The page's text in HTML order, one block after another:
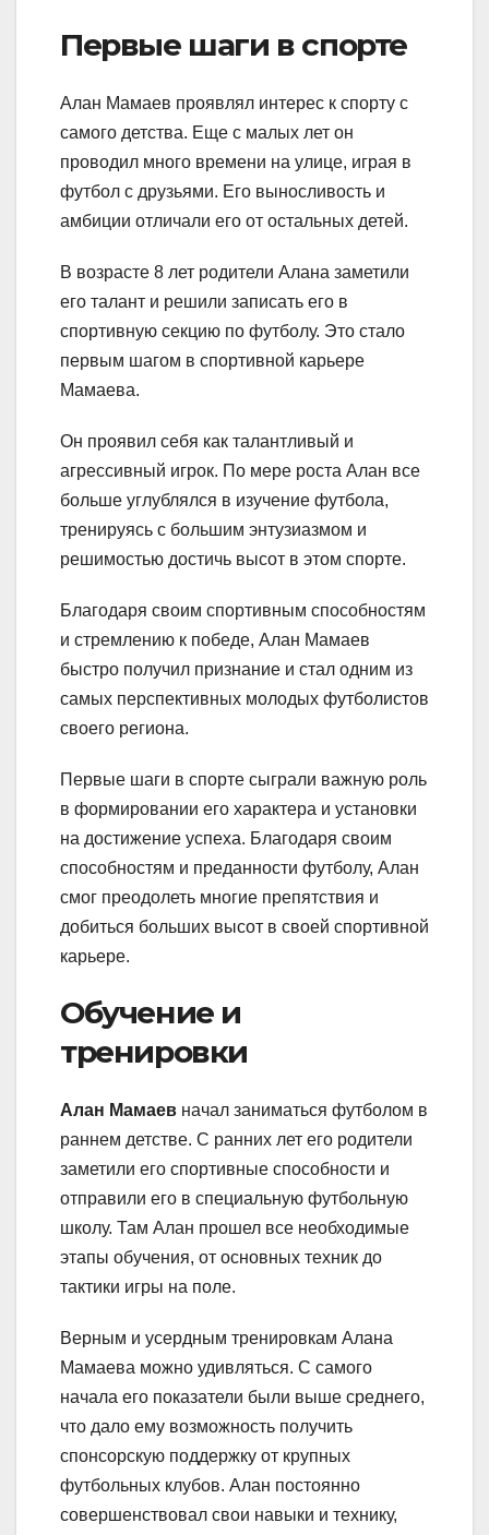
Первые шаги в спорте
Алан Мамаев проявлял интерес к спорту с
самого детства. Еще с малых лет он
проводил много времени на улице, играя в
футбол с друзьями. Его выносливость и
амбиции отличали его от остальных детей.
В возрасте 8 лет родители Алана заметили
его талант и решили записать его в
спортивную секцию по футболу. Это стало
первым шагом в спортивной карьере
Мамаева.
Он проявил себя как талантливый и
агрессивный игрок. По мере роста Алан все
больше углублялся в изучение футбола,
тренируясь с большим энтузиазмом и
решимостью достичь высот в этом спорте.
Благодаря своим спортивным способностям
и стремлению к победе, Алан Мамаев
быстро получил признание и стал одним из
самых перспективных молодых футболистов
своего региона.
Первые шаги в спорте сыграли важную роль
в формировании его характера и установки
на достижение успеха. Благодаря своим
способностям и преданности футболу, Алан
смог преодолеть многие препятствия и
добиться больших высот в своей спортивной
карьере.
Обучение и
тренировки
Алан Мамаев начал заниматься футболом в
раннем детстве. С ранних лет его родители
заметили его спортивные способности и
отправили его в специальную футбольную
школу. Там Алан прошел все необходимые
этапы обучения, от основных техник до
тактики игры на поле.
Верным и усердным тренировкам Алана
Мамаева можно удивляться. С самого
начала его показатели были выше среднего,
что дало ему возможность получить
спонсорскую поддержку от крупных
футбольных клубов. Алан постоянно
совершенствовал свои навыки и технику,